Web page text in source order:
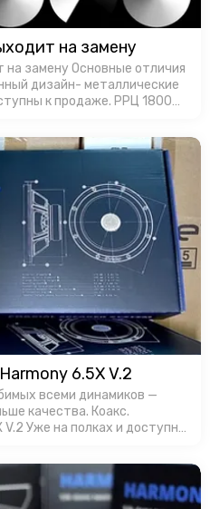
на замену
замену Основные отличия
дизайн- металлические
к продаже. РРЦ 18000
6.5X V.2
всеми динамиков —
Коакс.